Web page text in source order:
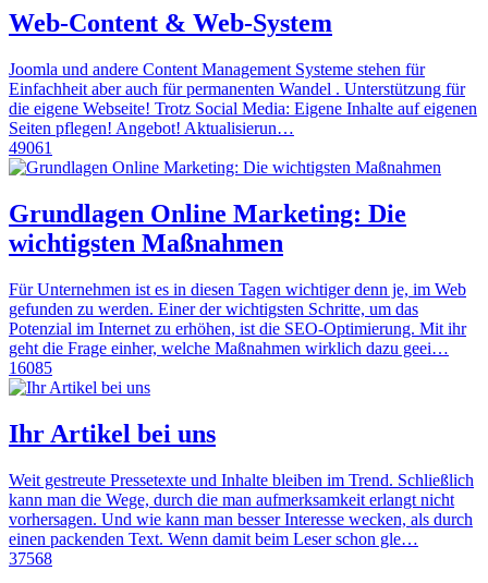
Web-Content & Web-System
Joomla und andere Content Management Systeme stehen für
Einfachheit aber auch für permanenten Wandel . Unterstützung für
die eigene Webseite! Trotz Social Media: Eigene Inhalte auf eigenen
Seiten pflegen! Angebot! Aktualisierun…
49061
Grundlagen Online Marketing: Die
wichtigsten Maßnahmen
Für Unternehmen ist es in diesen Tagen wichtiger denn je, im Web
gefunden zu werden. Einer der wichtigsten Schritte, um das
Potenzial im Internet zu erhöhen, ist die SEO-Optimierung. Mit ihr
geht die Frage einher, welche Maßnahmen wirklich dazu geei…
16085
Ihr Artikel bei uns
Weit gestreute Pressetexte und Inhalte bleiben im Trend. Schließlich
kann man die Wege, durch die man aufmerksamkeit erlangt nicht
vorhersagen. Und wie kann man besser Interesse wecken, als durch
einen packenden Text. Wenn damit beim Leser schon gle…
37568